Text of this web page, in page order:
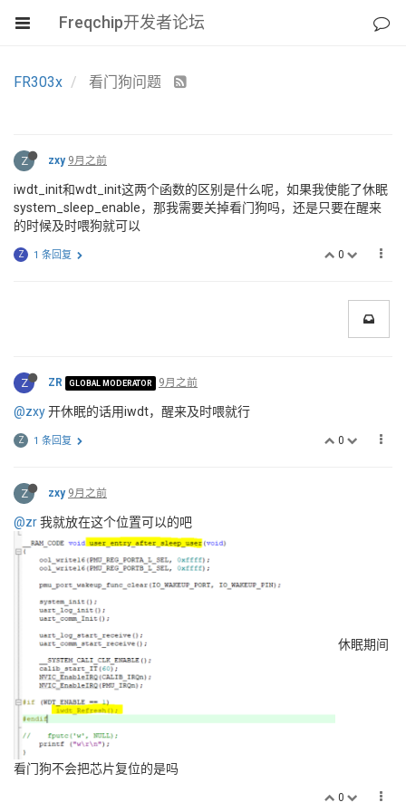
Freqchip开发者论坛
FR303x 看门狗问题
Z zxy 9月之前
iwdt_init和wdt_init这两个函数的区别是什么呢，如果我使能了休眠
system_sleep_enable，那我需要关掉看门狗吗，还是只要在醒来
的时候及时喂狗就可以
0
Z 1 条回复
Z ZR GLOBAL MODERATOR 9月之前
@zxy开休眠的话用iwdt，醒来及时喂就行
0
Z 1 条回复
Z zxy 9月之前
@zr我就放在这个位置可以的吧
休眠期间
看门狗不会把芯片复位的是吗
0